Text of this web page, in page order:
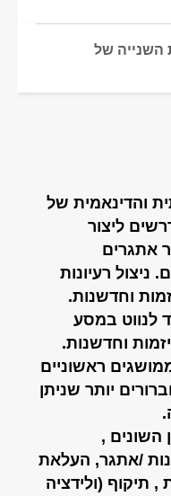
השנייה של
והדינאמית של
ליצור
אתגרים
ניצול רעיונות
וחדשנות.
לנווט במסע
וחדשנות.
ראשוניים
יותר שניתן
השונים ,
/אתגר, העלאת
, תיקוף (ולידציה